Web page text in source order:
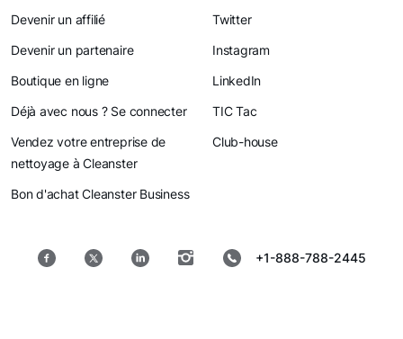
Devenir un affilié
Devenir un partenaire
Boutique en ligne
Déjà avec nous ? Se connecter
Vendez votre entreprise de
nettoyage à Cleanster
Bon d'achat Cleanster Business
Twitter
Instagram
LinkedIn
TIC Tac
Club-house
+1-888-788-2445